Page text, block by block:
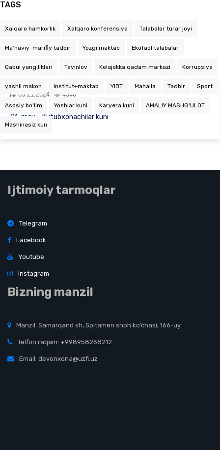
05.21.2024 4340
21-may – Kutubxonachilar kuni
TAGS
Xalqaro hamkorlik Xalqaro konferensiya Talabalar turar joyi
Ma’naviy-marifiy tadbir Yozgi maktab Ekofaol talabalar
Qabul yangiliklari Tayinlov Kelajakka qadam markazi Korrupsiya
yashil makon institut+maktab YIBT Mahalla Tadbir Sport
Asosiy bo'lim Yoshlar kuni Karyera kuni AMALIY MASHG'ULOT
Mashinasiz kun
Ijtimoiy tarmoqlar
Telegram
Facebook
Youtube
Instagram
Bizning manzil
Manzil: Samarqand sh, Spitamen shoh ko‘chasi, 166-uy
Telfon raqam: +998958268212
Email: devonxona@uzfi.uz